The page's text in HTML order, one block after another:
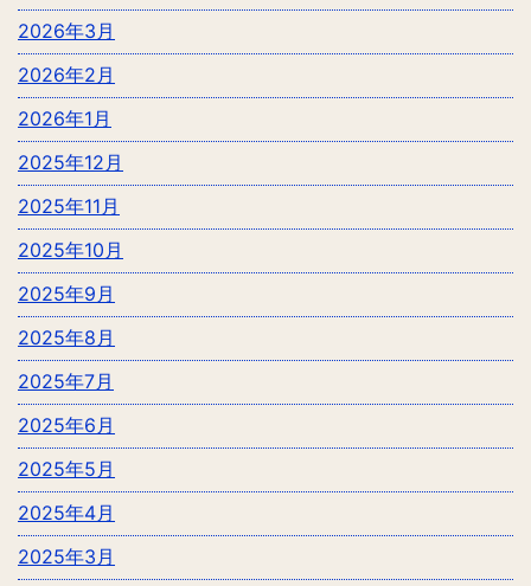
2026年3月
2026年2月
2026年1月
2025年12月
2025年11月
2025年10月
2025年9月
2025年8月
2025年7月
2025年6月
2025年5月
2025年4月
2025年3月